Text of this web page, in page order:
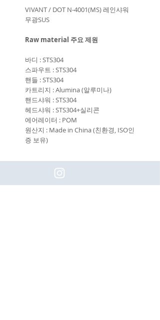
VIVANT / DOT N-4001(MS) 레인샤워
무광SUS
Raw material 주요 제원
바디 : STS304
스파우트 : STS304
핸들 : STS304
카트리지 : Alumina (알루미나)
핸드샤워 : STS304
헤드샤워 : STS304+실리콘
에어레이터 : POM
원산지 : Made in China (친환경, ISO인
증 보유)